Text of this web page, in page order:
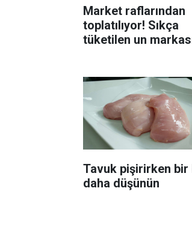
Market raflarından
toplatılıyor! Sıkça
tüketilen un
Tavuk pişirirken bir
daha düşünün